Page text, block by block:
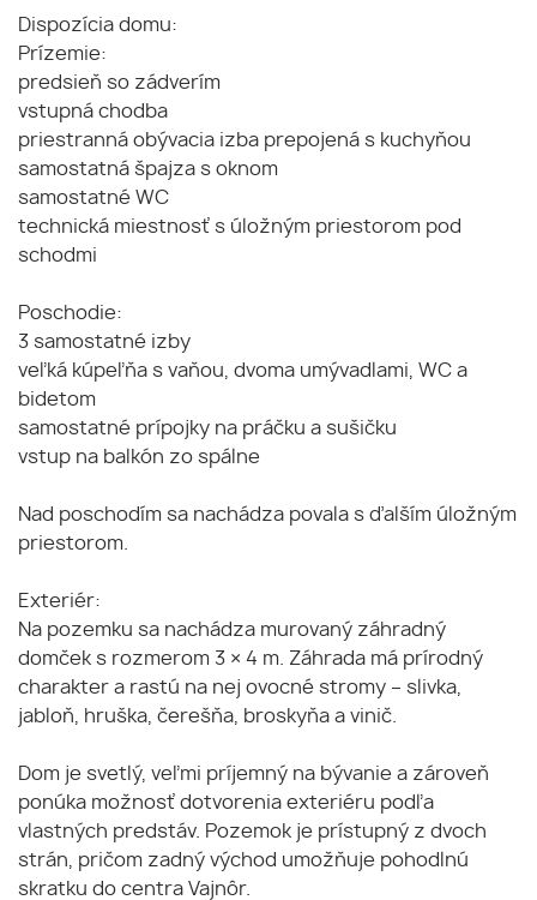
Dispozícia domu:
Prízemie:
predsieň so zádverím
vstupná chodba
priestranná obývacia izba prepojená s kuchyňou
samostatná špajza s oknom
samostatné WC
technická miestnosť s úložným priestorom pod
schodmi
Poschodie:
3 samostatné izby
veľká kúpeľňa s vaňou, dvoma umývadlami, WC a
bidetom
samostatné prípojky na práčku a sušičku
vstup na balkón zo spálne
Nad poschodím sa nachádza povala s ďalším úložným
priestorom.
Exteriér:
Na pozemku sa nachádza murovaný záhradný
domček s rozmerom 3 × 4 m. Záhrada má prírodný
charakter a rastú na nej ovocné stromy – slivka,
jabloň, hruška, čerešňa, broskyňa a vinič.
Dom je svetlý, veľmi príjemný na bývanie a zároveň
ponúka možnosť dotvorenia exteriéru podľa
vlastných predstáv. Pozemok je prístupný z dvoch
strán, pričom zadný východ umožňuje pohodlnú
skratku do centra Vajnôr.